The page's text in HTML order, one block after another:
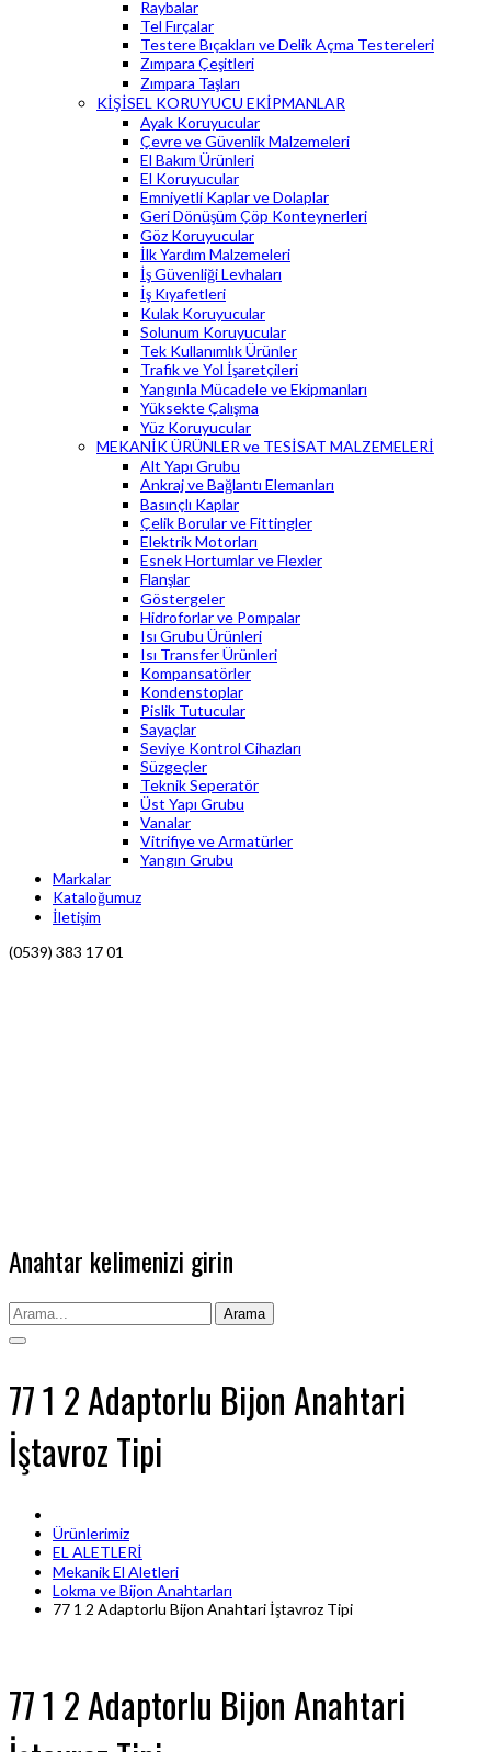
Raybalar
Tel Fırçalar
Testere Bıçakları ve Delik Açma Testereleri
Zımpara Çeşitleri
Zımpara Taşları
KİŞİSEL KORUYUCU EKİPMANLAR
Ayak Koruyucular
Çevre ve Güvenlik Malzemeleri
El Bakım Ürünleri
El Koruyucular
Emniyetli Kaplar ve Dolaplar
Geri Dönüşüm Çöp Konteynerleri
Göz Koruyucular
İlk Yardım Malzemeleri
İş Güvenliği Levhaları
İş Kıyafetleri
Kulak Koruyucular
Solunum Koruyucular
Tek Kullanımlık Ürünler
Trafik ve Yol İşaretçileri
Yangınla Mücadele ve Ekipmanları
Yüksekte Çalışma
Yüz Koruyucular
MEKANİK ÜRÜNLER ve TESİSAT MALZEMELERİ
Alt Yapı Grubu
Ankraj ve Bağlantı Elemanları
Basınçlı Kaplar
Çelik Borular ve Fittingler
Elektrik Motorları
Esnek Hortumlar ve Flexler
Flanşlar
Göstergeler
Hidroforlar ve Pompalar
Isı Grubu Ürünleri
Isı Transfer Ürünleri
Kompansatörler
Kondenstoplar
Pislik Tutucular
Sayaçlar
Seviye Kontrol Cihazları
Süzgeçler
Teknik Seperatör
Üst Yapı Grubu
Vanalar
Vitrifiye ve Armatürler
Yangın Grubu
Markalar
Kataloğumuz
İletişim
(0539) 383 17 01
Anahtar kelimenizi girin
Arama
77 1 2 Adaptorlu Bijon Anahtari
İştavroz Tipi
Ürünlerimiz
EL ALETLERİ
Mekanik El Aletleri
Lokma ve Bijon Anahtarları
77 1 2 Adaptorlu Bijon Anahtari İştavroz Tipi
77 1 2 Adaptorlu Bijon Anahtari